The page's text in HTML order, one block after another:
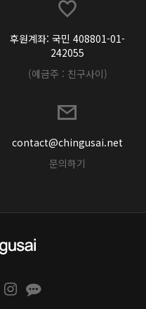
후원계좌: 국민 408801-01-
242055
(예금주 : 친구사이)
contact@chingusai.net
문의하기